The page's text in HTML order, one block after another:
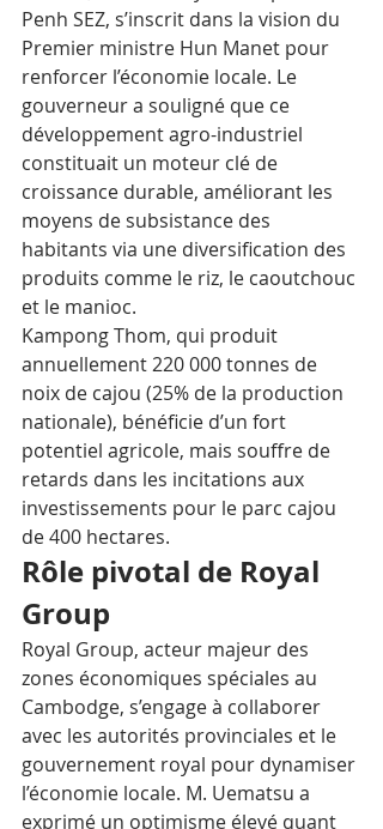
Penh SEZ, s’inscrit dans la vision du
Premier ministre Hun Manet pour
renforcer l’économie locale. Le
gouverneur a souligné que ce
développement agro-industriel
constituait un moteur clé de
croissance durable, améliorant les
moyens de subsistance des
habitants via une diversification des
produits comme le riz, le caoutchouc
et le manioc.​
Kampong Thom, qui produit
annuellement 220 000 tonnes de
noix de cajou (25% de la production
nationale), bénéficie d’un fort
potentiel agricole, mais souffre de
retards dans les incitations aux
investissements pour le parc cajou
de 400 hectares.
Rôle pivotal de Royal
Group
Royal Group, acteur majeur des
zones économiques spéciales au
Cambodge, s’engage à collaborer
avec les autorités provinciales et le
gouvernement royal pour dynamiser
l’économie locale. M. Uematsu a
exprimé un optimisme élevé quant